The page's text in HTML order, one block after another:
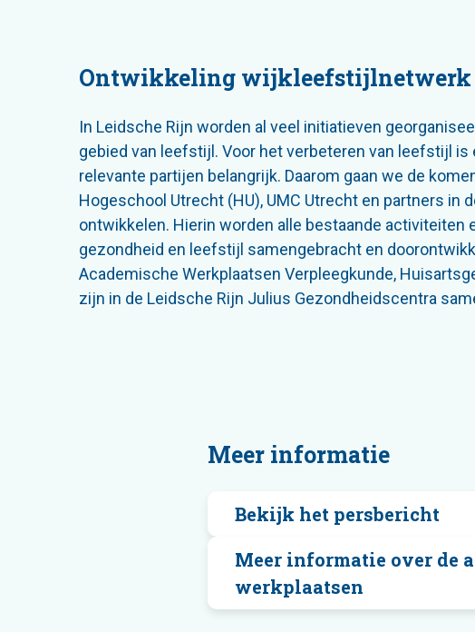
Ontwikkeling wijkleefstijlnetwerk
In Leidsche Rijn worden al veel initiatieven
gebied van leefstijl. Voor het verbeteren van leefstijl
relevante partijen belangrijk. Daarom gaan we de
Hogeschool Utrecht (HU), UMC Utrecht en partners
ontwikkelen. Hierin worden alle bestaande activiteiten
gezondheid en leefstijl samengebracht en
Academische Werkplaatsen Verpleegkunde,
zijn in de Leidsche Rijn Julius Gezondheidscentra
Meer informatie
Bekijk het persbericht
Meer informatie over de
werkplaatsen